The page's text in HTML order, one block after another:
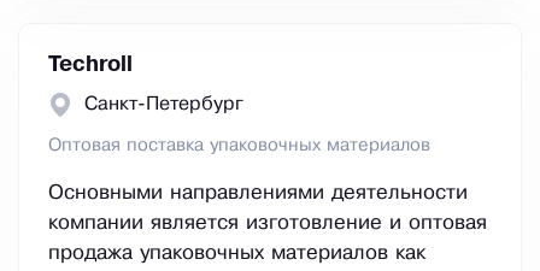
Techroll
Санкт-Петербург
Оптовая поставка упаковочных материалов
Основными направлениями деятельности
компании является изготовление и оптовая
продажа упаковочных материалов как